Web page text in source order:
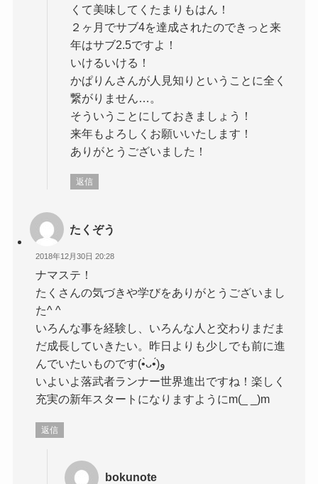
くて美味してくたまりもはん！
２ヶ月でサブ4を達成されたのできっと来
年はサブ2.5ですよ！
いけるいける！
かぱりんさんが人見知りということに全く
繋がりません…。
そういうことにしておきましょう！
来年もよろしくお願いいたします！
ありがとうございました！
返信
たくぞう
2018年12月30日 20:28
ナマステ！
たくさんの気づきや学びをありがとうございまし
た^ ^
いろんな事を経験し、いろんな人と交わりまだま
だ成長していきたい。昨日よりも少しでも前に進
んでいたいものです(•̀ᴗ•́)و
いよいよ落武者ランナー世界進出ですね！楽しく
充実の新年スタートになりますようにm(_ _)m
返信
bokunote